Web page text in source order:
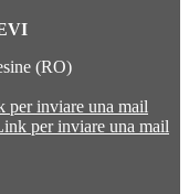
(RO)
per inviare una mail
per inviare una mail